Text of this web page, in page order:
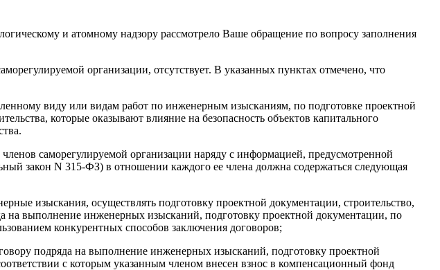
и атомному надзору рассмотрело Ваше обращение по вопросу заполнения
организации, отсутствует. В указанных пунктах отмечено, что
виду или видам работ по инженерным изысканиям, по подготовке проектной
которые оказывают влияние на безопасность объектов капитального
саморегулируемой организации наряду с информацией, предусмотренной
закон N 315-ФЗ) в отношении каждого ее члена должна содержаться следующая
изыскания, осуществлять подготовку проектной документации, строительство,
на выполнение инженерных изысканий, подготовку проектной документации, по
конкурентных способов заключения договоров;
подряда на выполнение инженерных изысканий, подготовку проектной
с которым указанным членом внесен взнос в компенсационный фонд